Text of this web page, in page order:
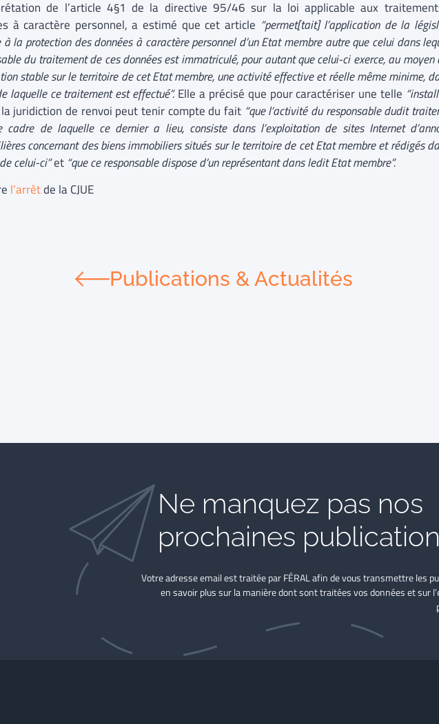
de l’article 4§1 de la directive 95/46 sur la loi applicable aux
à caractère personnel, a estimé que cet article “permet[tait] l’application de la
la protection des données à caractère personnel d’un Etat membre autre que celui dans
du traitement de ces données est immatriculé, pour autant que celui-ci exerce, au moyen
stable sur le territoire de cet Etat membre, une activité effective et réelle même minime,
laquelle ce traitement est effectué”.Elle a précisé que pour caractériser une telle
juridiction de renvoi peut tenir compte du fait “que l’activité du responsable dudit
cadre de laquelle ce dernier a lieu, consiste dans l’exploitation de sites Internet
concernant des biens immobiliers situés sur le territoire de cet Etat membre et rédigés
celui-ci”et “que ce responsable dispose d’un représentant dans ledit Etat membre”.
l’arrêtde la CJUE
Publications & Actualités
Ne manquez pas nos
prochaines
Votre adresse email est traitée par FÉRAL afin de vous transmettre les
en savoir plus sur la manière dont sont traitées vos données et sur